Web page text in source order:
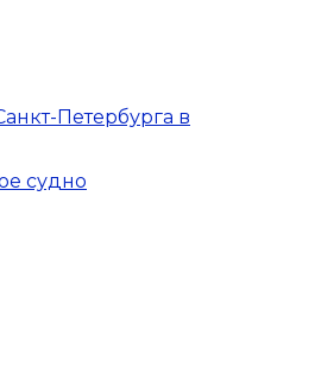
Петербурга в
судно